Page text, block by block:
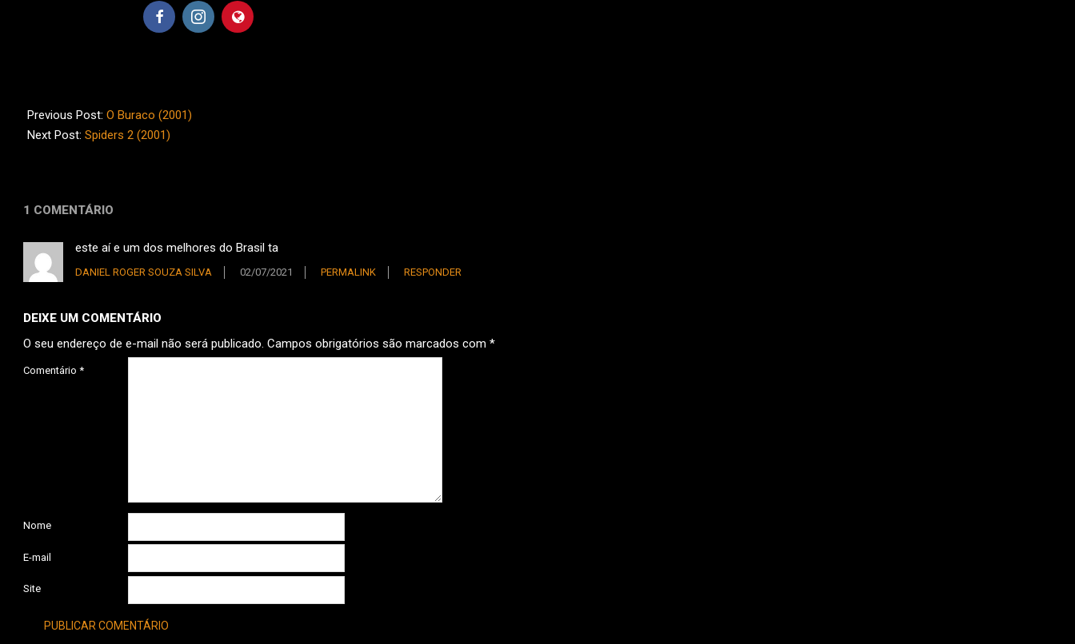
05-
09
Previous Post: O Buraco (2001)
Next Post: Spiders 2 (2001)
1 COMENTÁRIO
este aí e um dos melhores do Brasil ta
DANIEL ROGER SOUZA SILVA 02/07/2021 PERMALINK RESPONDER
DEIXE UM COMENTÁRIO
O seu endereço de e-mail não será publicado. Campos obrigatórios são marcados com *
Comentário *
Nome
E-mail
Site